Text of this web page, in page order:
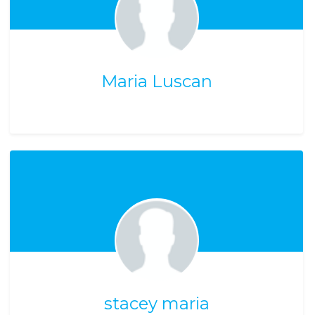
Maria Luscan
stacey maria